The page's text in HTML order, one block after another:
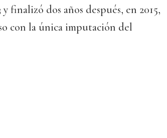
finalizó dos años después, en 2015,
con la única imputación del